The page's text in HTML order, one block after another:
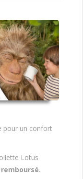
pour un confort
Lotus
remboursé.